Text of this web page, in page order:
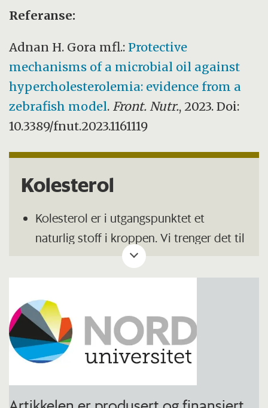
Referanse:
Adnan H. Gora mfl.: Protective
mechanisms of a microbial oil against
hypercholesterolemia: evidence from a
zebrafish model. Front. Nutr., 2023. Doi:
10.3389/fnut.2023.1161119
Kolesterol
Kolesterol er i utgangspunktet et
naturlig stoff i kroppen. Vi trenger det til
en rekke livsviktige funksjoner.
kolesterolet den har bruk for. Men
vestlig livsstil med høyt inntak av
mettede fettsyrer fører ofte til
forstyrrelser i kolesterolproduksjonen.
Det fører til økning av det «dårlige» LDL-
kolesterolet.